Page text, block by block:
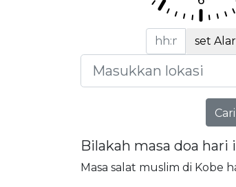
set
Bilakah masa doa hari
Masa salat muslim di Kobe